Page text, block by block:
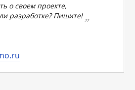
о своем проекте,
разработке? Пишите!